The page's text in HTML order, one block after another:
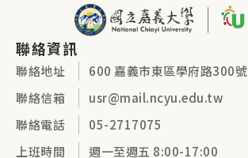
聯絡資訊
聯絡地址
600 嘉義市東區學府路300號
聯絡信箱
usr@mail.ncyu.edu.tw
聯絡電話
05-2717075
上班時間
週一至週五 8:00-17:00